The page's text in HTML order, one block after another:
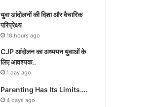
युवा आंदोलनों की दिशा और वैचारिक
परिप्रेक्ष्य
18 hours ago
CJP आंदोलन का अध्ययन युवाओं के
लिए आवश्यक..
1 day ago
Parenting Has Its Limits….
4 days ago